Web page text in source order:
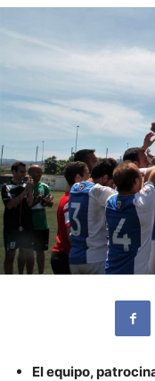
El equipo,